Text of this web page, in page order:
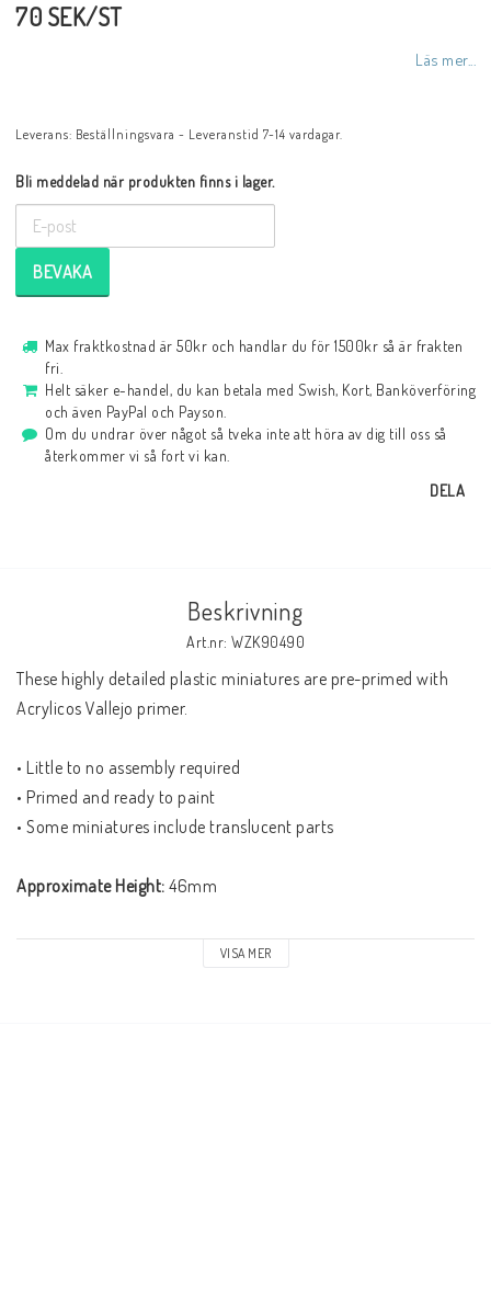
70 SEK/ST
Läs mer...
Leverans: Beställningsvara - Leveranstid 7-14 vardagar.
Bli meddelad när produkten finns i lager.
BEVAKA
Max fraktkostnad är 50kr och handlar du för 1500kr så är frakten
fri.
Helt säker e-handel, du kan betala med Swish, Kort, Banköverföring
och även PayPal och Payson.
Om du undrar över något så tveka inte att höra av dig till oss så
återkommer vi så fort vi kan.
DELA
Beskrivning
Art.nr: WZK90490
These highly detailed plastic miniatures are pre-primed with
Acrylicos Vallejo primer.
• Little to no assembly required
• Primed and ready to paint
• Some miniatures include translucent parts
Approximate Height: 46mm
Contents:
VISA MER